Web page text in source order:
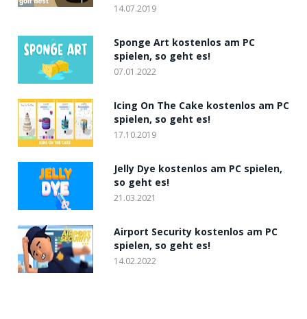
14.07.2019
Sponge Art kostenlos am PC
spielen, so geht es!
07.01.2022
Icing On The Cake kostenlos am PC
spielen, so geht es!
17.10.2019
Jelly Dye kostenlos am PC spielen,
so geht es!
21.03.2021
Airport Security kostenlos am PC
spielen, so geht es!
14.02.2022